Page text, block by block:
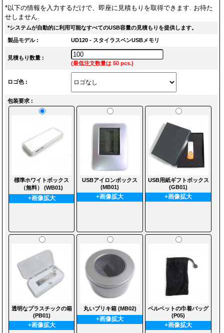
*以下の情報を入力するだけで、即座に見積もりを取得できます. お待た
せしません.
*システムが自動的に利用可能なすべてのUSB容量の見積もりを提供します。
製品モデル : UD120 - スタイラスペンUSBメモリ
見積もり数量 :
(最低注文数量は 50 pcs.)
ロゴ色 :
包装要求 :
標準ホワイトボックス
（無料） (WB01)
+画像拡大
USBアイロンボックス
(MB01)
+画像拡大
USB用紙ギフトボックス
(GB01)
+画像拡大
透明なプラスチックの箱
(PB01)
+画像拡大
丸いブリキ箱 (MB02)
+画像拡大
ベルベットの巾着バッグ
(P05)
+画像拡大